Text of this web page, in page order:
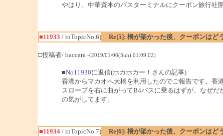
やはり、中華資本のバスターミナルにクーポン旅行社
■11933 / inTopicNo.6)
Re[5]: 橋が架かった後、クーポンはど
□投稿者/ baccara -(2019/01/06(Sun) 01:09:02)
■No11930に返信(ホカホカー！さんの記事)
香港からマカオへ大橋を利用したのでご報告です。香
スロープを右に曲がってB4バスに乗るはずが、なぜ
の気がしてます。
■11934/ inTopicNo.7)
Re[6]: 橋が架かった後、クーポンはど